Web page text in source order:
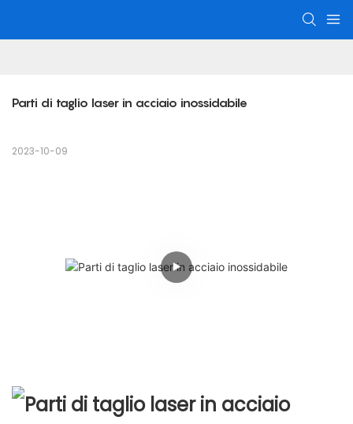
Parti di taglio laser in acciaio inossidabile
2023-10-09